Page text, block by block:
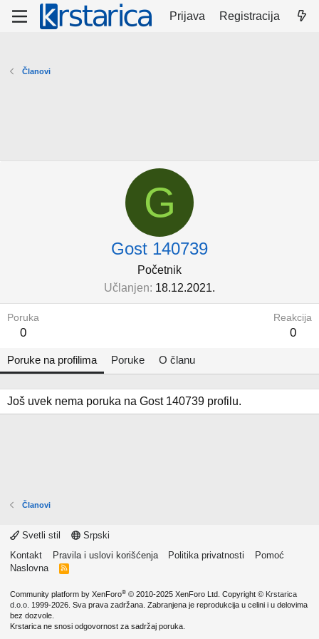
Prijava Registracija
Članovi
G
Gost 140739
Početnik
Učlanjen 18.12.2021.
Poruka
0
Reakcija
0
Poruke na profilima Poruke O članu
Još uvek nema poruka na Gost 140739 profilu.
Članovi
Svetli stil
Srpski
Kontakt
Pravila i uslovi korišćenja Politika privatnosti
Pomoć
Naslovna
R
Community platform by XenForo® © 2010-2025 XenForo Ltd. Copyright © Krstarica
d.o.o. 1999-2026. Sva prava zadržana. Zabranjena je reprodukcija u celini i u delovima
bez dozvole.
Krstarica ne snosi odgovornost za sadržaj poruka.